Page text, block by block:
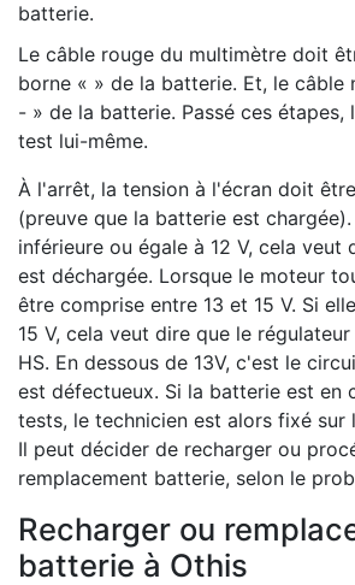
batterie.
Le câble rouge du multimètre doit
borne « » de la batterie. Et, le câble
- » de la batterie. Passé ces étapes,
test lui-même.
À l'arrêt, la tension à l'écran doit
(preuve que la batterie est
inférieure ou égale à 12 V, cela veut
est déchargée. Lorsque le moteur
être comprise entre 13 et 15 V. Si
15 V, cela veut dire que le
HS. En dessous de 13V, c'est le
est défectueux. Si la batterie est en
tests, le technicien est alors fixé sur
Il peut décider de recharger ou
remplacement batterie, selon le
Recharger ou
batterie à Othis